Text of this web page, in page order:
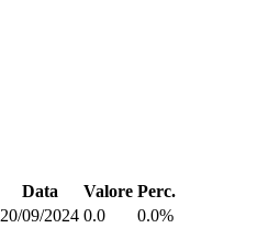
Data Valore Perc.
20/09/2024 0.0
0.0%